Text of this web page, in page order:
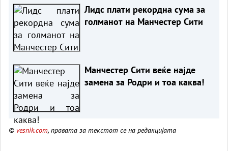
Лидс плати рекордна сума за
голманот на Манчестер Сити
Манчестер Сити веќе најде
замена за Родри и тоа каква!
© vesnik.com, правата за текстот се на редакцијата